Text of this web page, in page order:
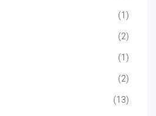
(1)
(2)
(1)
(2)
(13)